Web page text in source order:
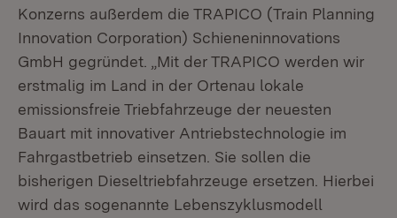
Konzerns außerdem die TRAPICO (Train Planning
Innovation Corporation) Schieneninnovations
GmbH gegründet. „Mit der TRAPICO werden wir
erstmalig im Land in der Ortenau lokale
emissionsfreie Triebfahrzeuge der neuesten
Bauart mit innovativer Antriebstechnologie im
Fahrgastbetrieb einsetzen. Sie sollen die
bisherigen Dieseltriebfahrzeuge ersetzen. Hierbei
wird das sogenannte Lebenszyklusmodell